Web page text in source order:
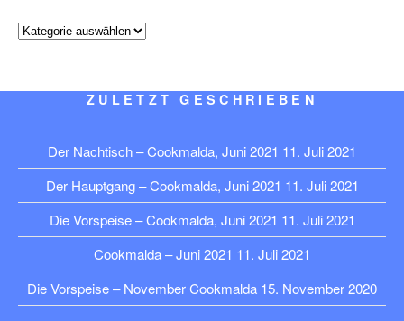
Kategorien
ZULETZT GESCHRIEBEN
Der Nachtisch – Cookmalda, Juni 2021 11. Juli 2021
Der Hauptgang – Cookmalda, Juni 2021 11. Juli 2021
Die Vorspeise – Cookmalda, Juni 2021 11. Juli 2021
Cookmalda – Juni 2021 11. Juli 2021
Die Vorspeise – November Cookmalda 15. November 2020